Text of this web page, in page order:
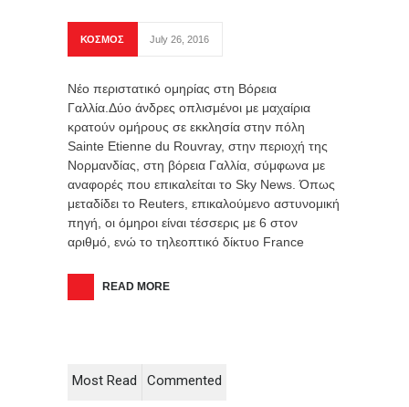
ΚΟΣΜΟΣ July 26, 2016
Νέο περιστατικό ομηρίας στη Βόρεια
Γαλλία.Δύο άνδρες οπλισμένοι με μαχαίρια
κρατούν ομήρους σε εκκλησία στην πόλη
Sainte Etienne du Rouvray, στην περιοχή της
Νορμανδίας, στη βόρεια Γαλλία, σύμφωνα με
αναφορές που επικαλείται το Sky News. Όπως
μεταδίδει το Reuters, επικαλούμενο αστυνομική
πηγή, οι όμηροι είναι τέσσερις με 6 στον
αριθμό, ενώ το τηλεοπτικό δίκτυο France
READ MORE
Most Read Commented